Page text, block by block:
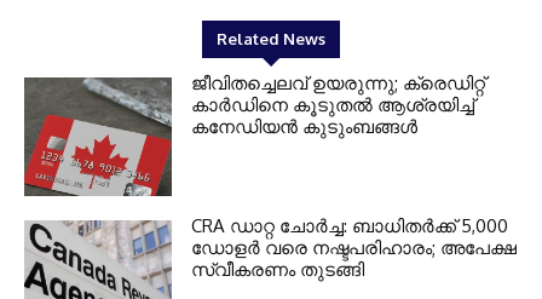
Related News
ജീവിതച്ചെലവ് ഉയരുന്നു; ക്രെഡിറ്റ്
കാർഡിനെ കൂടുതൽ ആശ്രയിച്ച്
കനേഡിയൻ കുടുംബങ്ങൾ
CRA ഡാറ്റ ചോർച്ച: ബാധിതർക്ക് 5,000
ഡോളർ വരെ നഷ്ടപരിഹാരം; അപേക്ഷ
സ്വീകരണം തുടങ്ങി